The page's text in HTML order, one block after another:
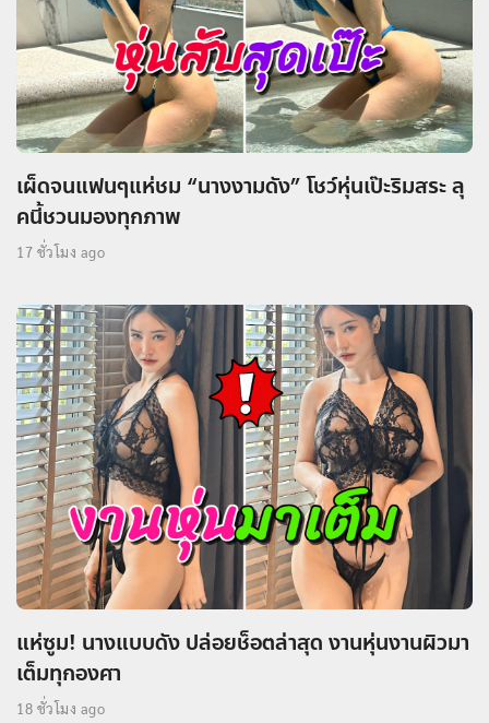
เผ็ดจนแฟนๆแห่ชม “นางงามดัง” โชว์หุ่นเป๊ะริมสระ ลุ
คนี้ชวนมองทุกภาพ
17 ชั่วโมง ago
แห่ซูม! นางแบบดัง ปล่อยช็อตล่าสุด งานหุ่นงานผิวมา
เต็มทุกองศา
18 ชั่วโมง ago